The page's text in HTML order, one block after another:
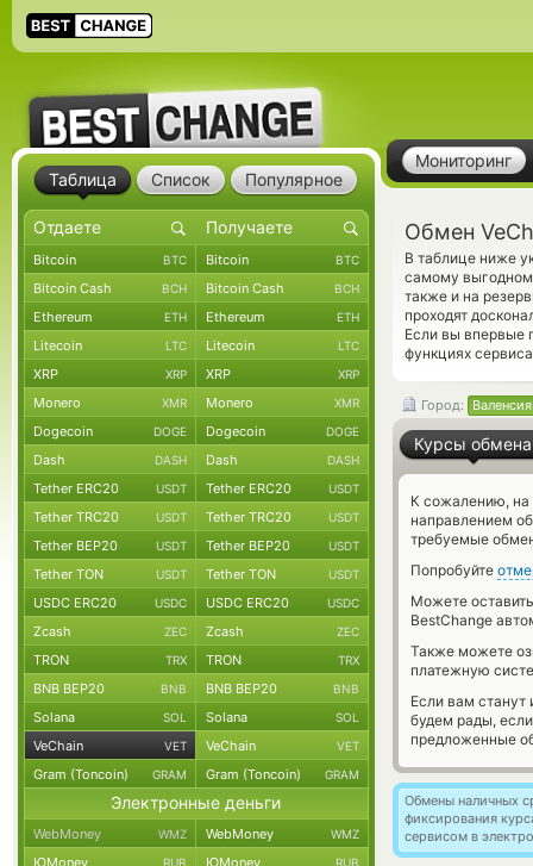
Мониторинг
Обмен
В таблице ниже
самому
также и на
проходят
Если вы впервые
функциях
Город: Валенсия
Курсы обмена
К сожалению, на
направлением
требуемые
Попробуйте
Можете
BestChange
Также можете
платежную
Если вам
будем рады,
предложенные
Обмены наличных
фиксирования
сервисом в
Таблица Список Популярное
Bitcoin BTC Bitcoin BTC
Bitcoin Cash BCH Bitcoin Cash BCH
Ethereum ETH Ethereum ETH
Litecoin LTC Litecoin LTC
XRP XRP XRP XRP
Monero XMR Monero XMR
Dogecoin DOGE Dogecoin DOGE
Dash DASH Dash DASH
Tether ERC20 USDT Tether ERC20 USDT
Tether TRC20 USDT Tether TRC20 USDT
Tether BEP20 USDT Tether BEP20 USDT
Tether TON USDT Tether TON USDT
USDC ERC20 USDC USDC ERC20 USDC
Zcash ZEC Zcash ZEC
TRON TRX TRON TRX
BNB BEP20 BNB BNB BEP20 BNB
Solana SOL Solana SOL
VeChain VET VeChain VET
Gram (Toncoin) GRAM Gram (Toncoin) GRAM
Электронные деньги
WebMoney WMZ WebMoney WMZ
ЮMoney RUB ЮMoney RUB